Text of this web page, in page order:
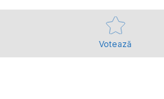
Votează